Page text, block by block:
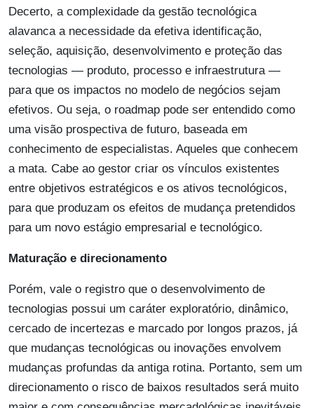
Decerto, a complexidade da gestão tecnológica
alavanca a necessidade da efetiva identificação,
seleção, aquisição, desenvolvimento e proteção das
tecnologias — produto, processo e infraestrutura —
para que os impactos no modelo de negócios sejam
efetivos. Ou seja, o roadmap pode ser entendido como
uma visão prospectiva de futuro, baseada em
conhecimento de especialistas. Aqueles que conhecem
a mata. Cabe ao gestor criar os vínculos existentes
entre objetivos estratégicos e os ativos tecnológicos,
para que produzam os efeitos de mudança pretendidos
para um novo estágio empresarial e tecnológico.
Maturação e direcionamento
Porém, vale o registro que o desenvolvimento de
tecnologias possui um caráter exploratório, dinâmico,
cercado de incertezas e marcado por longos prazos, já
que mudanças tecnológicas ou inovações envolvem
mudanças profundas da antiga rotina. Portanto, sem um
direcionamento o risco de baixos resultados será muito